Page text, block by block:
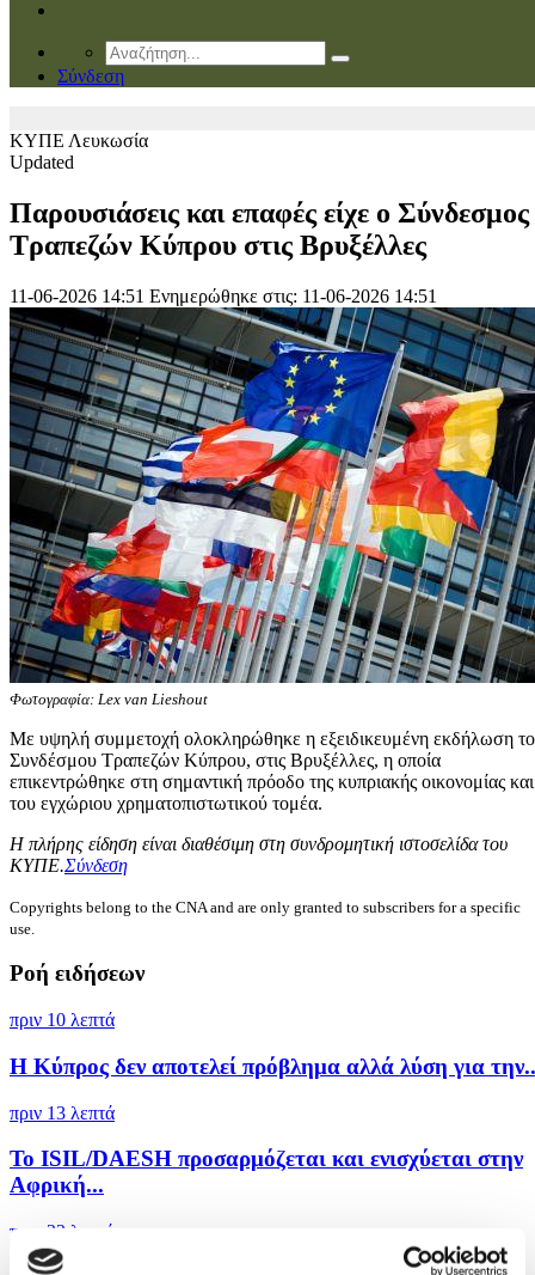
Σύνδεση
ΚΥΠΕ Λευκωσία
Updated
Παρουσιάσεις και επαφές είχε ο Σύνδεσμος
Τραπεζών Κύπρου στις Βρυξέλλες
11-06-2026 14:51 Ενημερώθηκε στις: 11-06-2026 14:51
Φωτογραφία: Lex van Lieshout
Με υψηλή συμμετοχή ολοκληρώθηκε η εξειδικευμένη εκδήλωση
Συνδέσμου Τραπεζών Κύπρου, στις Βρυξέλλες, η οποία
επικεντρώθηκε στη σημαντική πρόοδο της κυπριακής οικονομίας και
του εγχώριου χρηματοπιστωτικού τομέα.
Η πλήρης είδηση είναι διαθέσιμη στη συνδρομητική ιστοσελίδα του
ΚΥΠΕ.Σύνδεση
Copyrights belong to the CNA and are only granted to subscribers for a specific
use.
Ροή ειδήσεων
πριν 10 λεπτά
Η Κύπρος δεν αποτελεί πρόβλημα αλλά λύση για
πριν 13 λεπτά
Το ISIL/DAESH προσαρμόζεται και ενισχύεται στην
Αφρική...
πριν 22 λεπτά